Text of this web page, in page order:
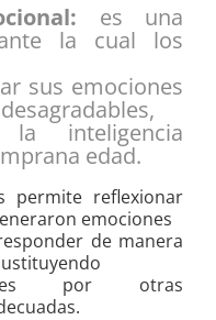
es una
la cual los
sus emociones
inteligencia
edad.
permite reflexionar
emociones
de manera
por otras